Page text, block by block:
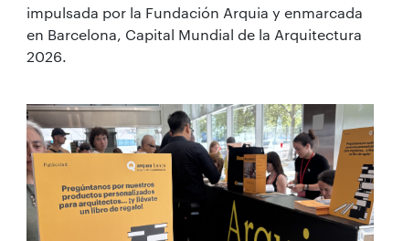
impulsada por la Fundación Arquia y enmarcada
en Barcelona, Capital Mundial de la Arquitectura
2026.